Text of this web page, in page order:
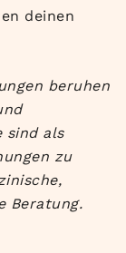
deinen
beruhen
sind als
zu
Beratung.